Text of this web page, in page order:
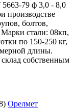
5663-79 ф 3,0 - 8,0
производстве
болтов,
стали: 08кп,
по 150-250 кг,
длины.
собственным
Орелмет